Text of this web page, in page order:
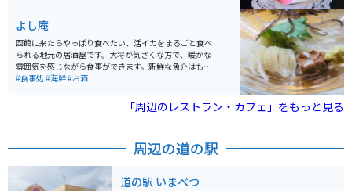
ソリンスタンドもコンビニもスーパーもトイレも無いた
め、注意してください。龍飛岬の周りには絶景を楽しめ
るホテルがいくつかありますので、１泊するのもおすす
めです。
憩するのにもってこいのスポットです。
よし庵
函館に来たらやっぱり食べたい、活イカをまるごと食べ
られる地元の居酒屋です。大将が気さくな方で、暖かな
雰囲気を感じながら食事ができます。新鮮な魚介はもち
ろん、美味しいお料理がたくさんあるので、その日のオ
す。生け簀から出たばかりの活イカは迫力満点、お味も
#食事処 #海鮮#お酒
「周辺のレストラン・カフェ」をもっと見る
周辺の道の駅
道の駅 いまべつ